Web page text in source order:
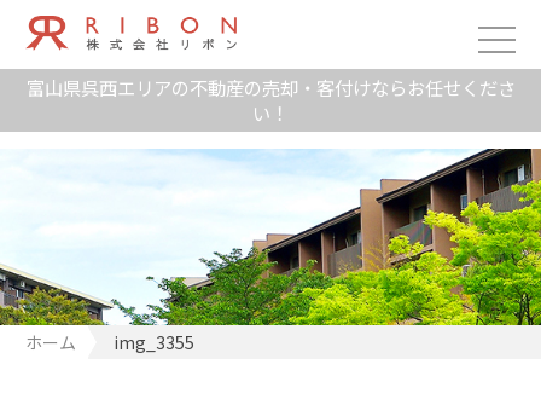
富山県呉西エリアの不動産の売却・客付けならお任せくださ
い！
ホーム img_3355